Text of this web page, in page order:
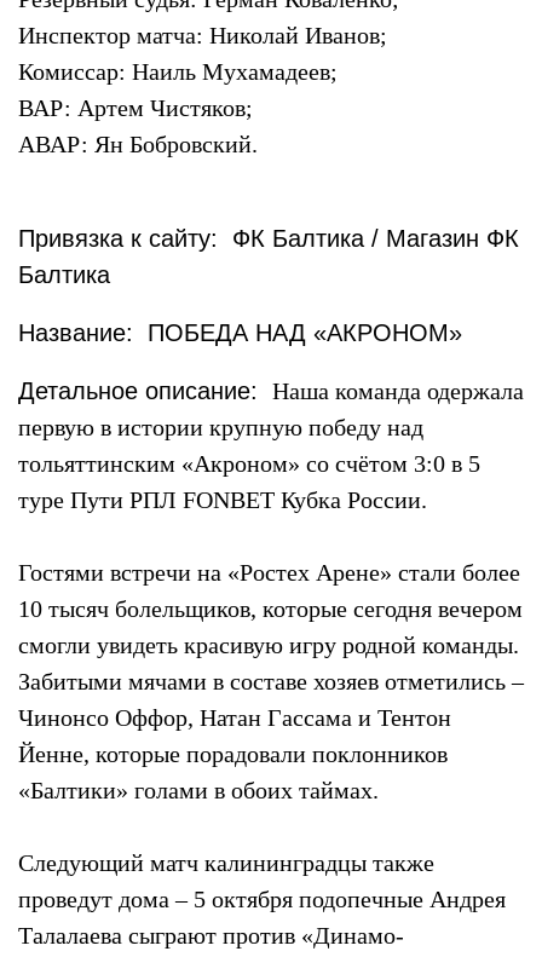
Инспектор матча: Николай Иванов;
Комиссар: Наиль Мухамадеев;
ВАР: Артем Чистяков;
АВАР: Ян Бобровский.
Привязка к сайту: ФК Балтика / Магазин ФК
Балтика
Название: ПОБЕДА НАД «АКРОНОМ»
Детальное описание: Наша команда одержала
первую в истории крупную победу над
тольяттинским «Акроном» со счётом 3:0 в 5
туре Пути РПЛ FONBET Кубка России.
Гостями встречи на «Ростех Арене» стали более
10 тысяч болельщиков, которые сегодня вечером
смогли увидеть красивую игру родной команды.
Забитыми мячами в составе хозяев отметились –
Чинонсо Оффор, Натан Гассама и Тентон
Йенне, которые порадовали поклонников
«Балтики» голами в обоих таймах.
Следующий матч калининградцы также
проведут дома – 5 октября подопечные Андрея
Талалаева сыграют против «Динамо-